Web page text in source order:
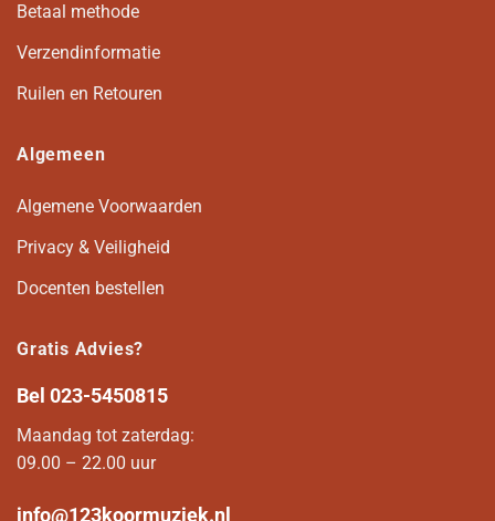
Betaal methode
Verzendinformatie
Ruilen en Retouren
Algemeen
Algemene Voorwaarden
Privacy & Veiligheid
Docenten bestellen
Gratis Advies?
Bel 023-5450815
Maandag tot zaterdag:
09.00 – 22.00 uur
info@123koormuziek.nl